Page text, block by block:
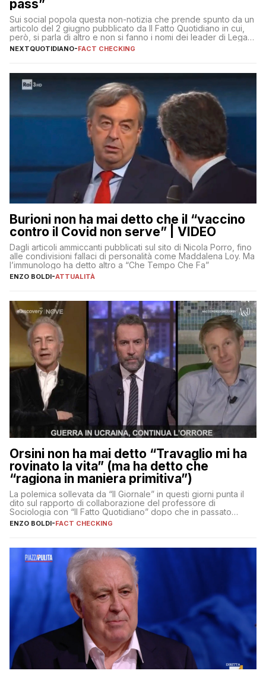
pass”
Sui social popola questa non-notizia che prende spunto da un
articolo del 2 giugno pubblicato da Il Fatto Quotidiano in cui,
però, si parla di altro e non si fanno i nomi dei leader di Lega e
Fratelli d’Italia
NEXTQUOTIDIANO-FACT CHECKING
Burioni non ha mai detto che il “vaccino
contro il Covid non serve” | VIDEO
Dagli articoli ammiccanti pubblicati sul sito di Nicola Porro, fino
alle condivisioni fallaci di personalità come Maddalena Loy. Ma
l’immunologo ha detto altro a “Che Tempo Che Fa”
ENZO BOLDI-ATTUALITÀ
Orsini non ha mai detto “Travaglio mi ha
rovinato la vita” (ma ha detto che
“ragiona in maniera primitiva”)
La polemica sollevata da “Il Giornale” in questi giorni punta il
dito sul rapporto di collaborazione del professore di
Sociologia con “Il Fatto Quotidiano” dopo che in passato
erano volati stracci
ENZO BOLDI-FACT CHECKING